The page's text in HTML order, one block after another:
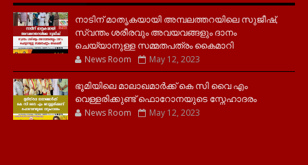
നാടിന് മാതൃകയായി അമ്പലത്തറയിലെ സുജീഷ്,
സ്വന്തം ശരീരവും അവയവങ്ങളും ദാനം
ചെയ്യാനുള്ള സമ്മതപത്രം കൈമാറി
News Room May 12, 2023
ഭൂമിയിലെ മാലാഖമാർക്ക് കെ സി വൈ എം
വെള്ളരിക്കുണ്ട് ഫൊറോനയുടെ സ്നേഹാദരം
News Room May 12, 2023